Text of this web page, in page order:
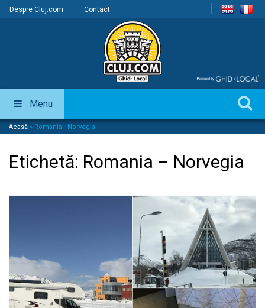
Despre Cluj.com Contact
Menu
Acasă » Romania - Norvegia
Etichetă: Romania – Norvegia